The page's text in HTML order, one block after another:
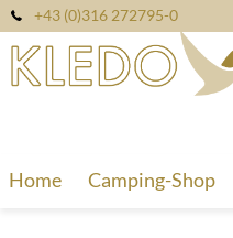
+43 (0)316 272795-0
Home Camping-Shop